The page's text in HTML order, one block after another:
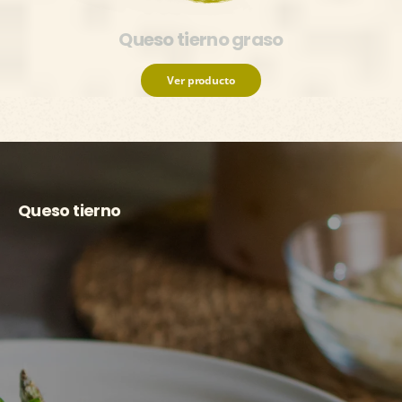
Queso tierno graso
Ver producto
Queso tierno